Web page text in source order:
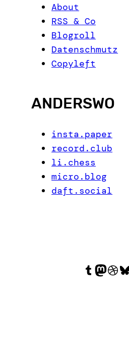
About
RSS & Co
Blogroll
Datenschmutz
Copyleft
ANDERSWO
insta.paper
record.club
li.chess
micro.blog
daft.social
Tumblr Mastodon Dribbble Bluesky